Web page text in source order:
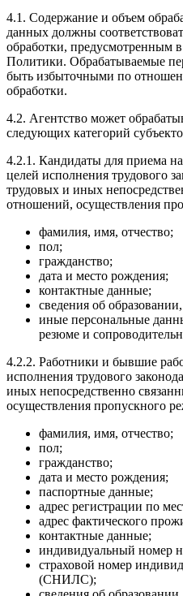
4.1. Содержание и объем
данных должны
обработки, предусмотренным
Политики. Обрабатываемые
быть избыточными по
обработки.
4.2. Агентство может
следующих категорий
4.2.1. Кандидаты для приема
целей исполнения трудового
трудовых и иных
отношений, осуществления
фамилия, имя, отчество;
пол;
гражданство;
дата и место рождения;
контактные данные;
сведения об
иные персональные
резюме и
4.2.2. Работники и бывшие
исполнения трудового
иных непосредственно
осуществления пропускного
фамилия, имя, отчество;
пол;
гражданство;
дата и место рождения;
паспортные данные;
адрес регистрации по
адрес фактического
контактные данные;
индивидуальный номер
страховой номер
(СНИЛС);